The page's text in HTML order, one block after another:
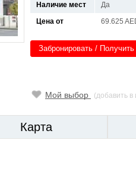
Наличие мест
Да
Цена от
69.625
Забронировать /
Мой выбор (добавить в
Карта